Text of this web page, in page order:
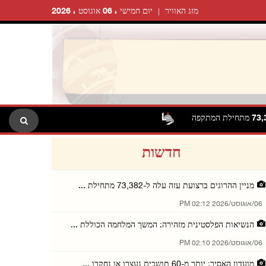
יום חמישי ، 06 אוגוסט ، 2026 מזג האוויר
חדשות
מניין ההרוגים ברצועת עזה עלה ל-73,382 מתחילת ...
06/אוגוסט/2026 02:12 PM
הנשיאות הפלסטינית מזהירה: המשך המלחמה הכוללת ...
06/אוגוסט/2026 02:10 PM